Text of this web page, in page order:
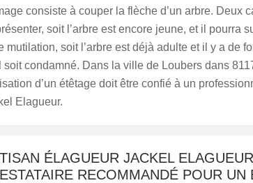
consiste à couper la flèche d’un arbre. Deux
soit l’arbre est encore jeune, et il pourra
mutilation, soit l’arbre est déjà adulte et il y a de
soit condamné. Dans la ville de Loubers dans
d’un étêtage doit être confié à un
Elagueur.
ÉLAGUEUR JACKEL
RECOMMANDÉ POUR UN